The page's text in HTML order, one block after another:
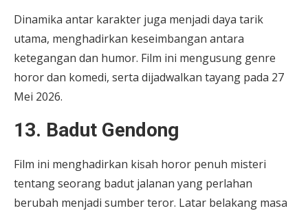
Dinamika antar karakter juga menjadi daya tarik
utama, menghadirkan keseimbangan antara
ketegangan dan humor. Film ini mengusung genre
horor dan komedi, serta dijadwalkan tayang pada 27
Mei 2026.
13. Badut Gendong
Film ini menghadirkan kisah horor penuh misteri
tentang seorang badut jalanan yang perlahan
berubah menjadi sumber teror. Latar belakang masa